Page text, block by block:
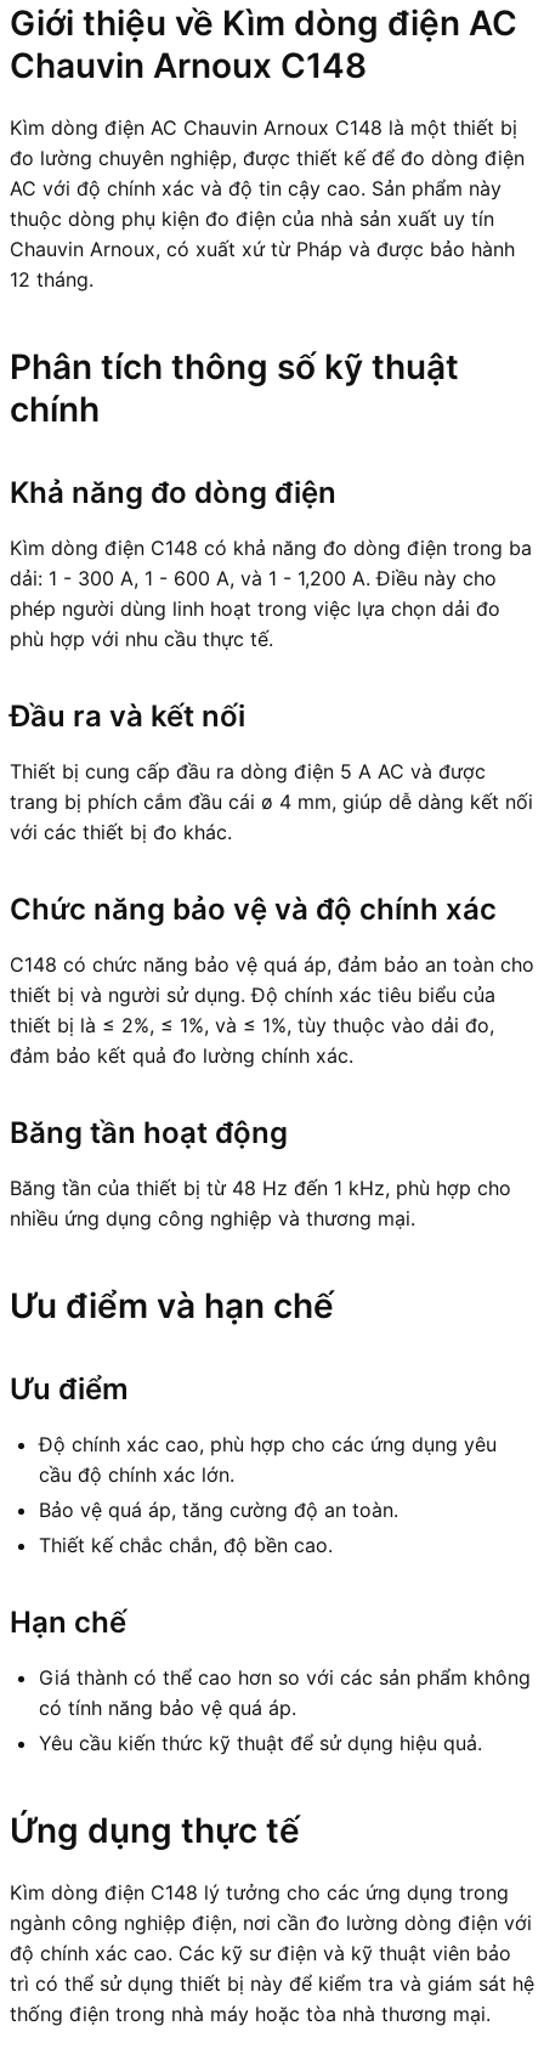
Giới thiệu về Kìm dòng điện AC
Chauvin Arnoux C148
Kìm dòng điện AC Chauvin Arnoux C148 là một thiết bị
đo lường chuyên nghiệp, được thiết kế để đo dòng điện
AC với độ chính xác và độ tin cậy cao. Sản phẩm này
thuộc dòng phụ kiện đo điện của nhà sản xuất uy tín
Chauvin Arnoux, có xuất xứ từ Pháp và được bảo hành
12 tháng.
Phân tích thông số kỹ thuật
chính
Khả năng đo dòng điện
Kìm dòng điện C148 có khả năng đo dòng điện trong ba
dải: 1 - 300 A, 1 - 600 A, và 1 - 1,200 A. Điều này cho
phép người dùng linh hoạt trong việc lựa chọn dải đo
phù hợp với nhu cầu thực tế.
Đầu ra và kết nối
Thiết bị cung cấp đầu ra dòng điện 5 A AC và được
trang bị phích cắm đầu cái ø 4 mm, giúp dễ dàng kết nối
với các thiết bị đo khác.
Chức năng bảo vệ và độ chính xác
C148 có chức năng bảo vệ quá áp, đảm bảo an toàn cho
thiết bị và người sử dụng. Độ chính xác tiêu biểu của
thiết bị là ≤ 2%, ≤ 1%, và ≤ 1%, tùy thuộc vào dải đo,
đảm bảo kết quả đo lường chính xác.
Băng tần hoạt động
Băng tần của thiết bị từ 48 Hz đến 1 kHz, phù hợp cho
nhiều ứng dụng công nghiệp và thương mại.
Ưu điểm và hạn chế
Ưu điểm
Độ chính xác cao, phù hợp cho các ứng dụng yêu
cầu độ chính xác lớn.
Bảo vệ quá áp, tăng cường độ an toàn.
Thiết kế chắc chắn, độ bền cao.
Hạn chế
Giá thành có thể cao hơn so với các sản phẩm không
có tính năng bảo vệ quá áp.
Yêu cầu kiến thức kỹ thuật để sử dụng hiệu quả.
Ứng dụng thực tế
Kìm dòng điện C148 lý tưởng cho các ứng dụng trong
ngành công nghiệp điện, nơi cần đo lường dòng điện với
độ chính xác cao. Các kỹ sư điện và kỹ thuật viên bảo
trì có thể sử dụng thiết bị này để kiểm tra và giám sát hệ
thống điện trong nhà máy hoặc tòa nhà thương mại.